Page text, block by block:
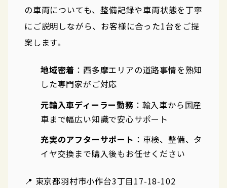
の車両についても、整備記録や車両状態を丁寧
にご説明しながら、お客様に合った1台をご提
案します。
地域密着 ：西多摩エリアの道路事情を熟知
した専門家がご対応
元輸入車ディーラー勤務 ：輸入車から国産
車まで幅広い知識で安心サポート
充実のアフターサポート ：車検、整備、タ
イヤ交換まで購入後もお任せください
📍 東京都羽村市小作台3丁目17-18-102